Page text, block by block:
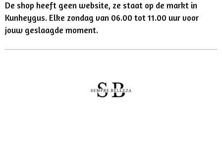
De shop heeft geen website, ze staat op de markt in
Kunheygus. Elke zondag van 06.00 tot 11.00 uur voor
jouw geslaagde moment.